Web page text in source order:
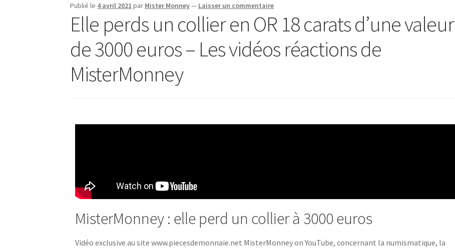
Publié le 4 avril 2021 par Mister Monney— Laisser un commentaire
Elle perds un collier en OR 18 carats d’une valeur
de 3000 euros – Les vidéos réactions de
MisterMonney
MisterMonney : elle perd un collier à 3000 euros
Vidéo exclusive au site www.piecesdemonnaie.net MisterMonney on YouTube, concernant la numismatique, la